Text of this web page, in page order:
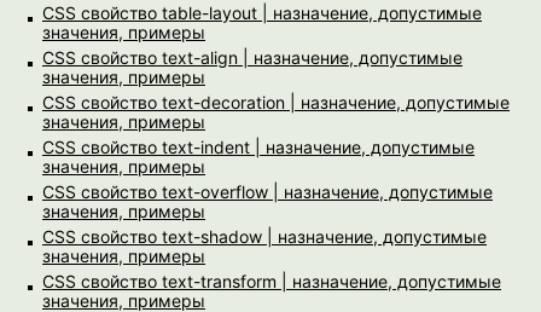
CSS свойство table-layout | назначение, допустимые
значения, примеры
CSS свойство text-align | назначение, допустимые
значения, примеры
CSS свойство text-decoration | назначение, допустимые
значения, примеры
CSS свойство text-indent | назначение, допустимые
значения, примеры
CSS свойство text-overflow | назначение, допустимые
значения, примеры
CSS свойство text-shadow | назначение, допустимые
значения, примеры
CSS свойство text-transform | назначение, допустимые
значения, примеры